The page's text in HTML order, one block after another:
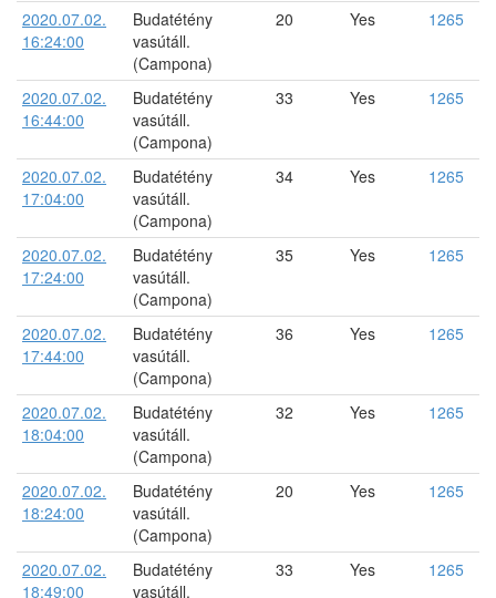
2020.07.02.
16:24:00
Budatétény
vasútáll.
(Campona)
20 Yes 1265
2020.07.02.
16:44:00
Budatétény
vasútáll.
(Campona)
33 Yes 1265
2020.07.02.
17:04:00
Budatétény
vasútáll.
(Campona)
34 Yes 1265
2020.07.02.
17:24:00
Budatétény
vasútáll.
(Campona)
35 Yes 1265
2020.07.02.
17:44:00
Budatétény
vasútáll.
(Campona)
36 Yes 1265
2020.07.02.
18:04:00
Budatétény
vasútáll.
(Campona)
32 Yes 1265
2020.07.02.
18:24:00
Budatétény
vasútáll.
(Campona)
20 Yes 1265
2020.07.02.
18:49:00
Budatétény
vasútáll.
33 Yes 1265